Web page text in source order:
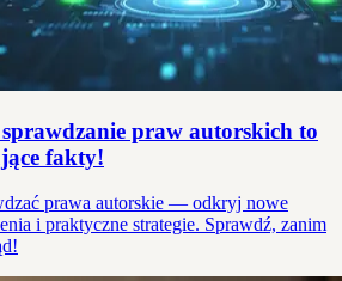
praw autorskich to
fakty!
prawa autorskie — odkryj nowe
i praktyczne strategie. Sprawdź, zanim